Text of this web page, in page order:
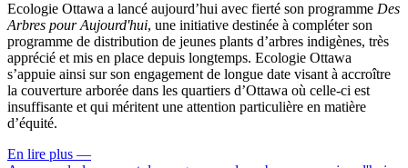
Ecologie Ottawa a lancé aujourd’hui avec fierté son programme Des
Arbres pour Aujourd'hui, une initiative destinée à compléter son
programme de distribution de jeunes plants d’arbres indigènes, très
apprécié et mis en place depuis longtemps. Ecologie Ottawa
s’appuie ainsi sur son engagement de longue date visant à accroître
la couverture arborée dans les quartiers d’Ottawa où celle-ci est
insuffisante et qui méritent une attention particulière en matière
d’équité.
En lire plus —